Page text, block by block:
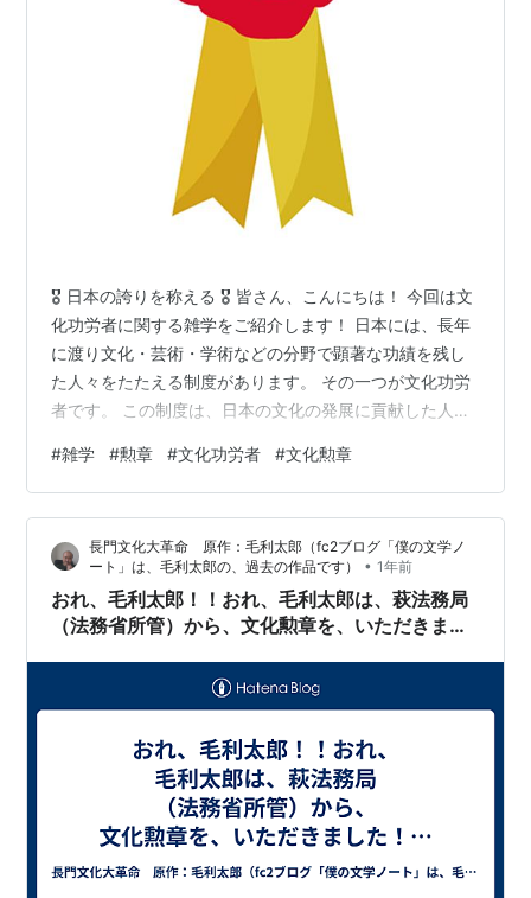
🎖️ 日本の誇りを称える 🎖️ 皆さん、こんにちは！ 今回は文
化功労者に関する雑学をご紹介します！ 日本には、長年
に渡り文化・芸術・学術などの分野で顕著な功績を残し
た人々をたたえる制度があります。 その一つが文化功労
者です。 この制度は、日本の文化の発展に貢献した人々
た人々として、多くの人々から尊敬を集めています。 🏛️
制度の概要と歴史 文化功労者制度は、1951年（昭和26
年）に創設されました。 これは、科学技術、芸術、文
学、音楽、学術、伝統芸能など、幅広い分野での日本の
文化発展に寄与した人を顕彰することを目的としていま
す。 選定は文部科学…
#雑学 #勲章 #文化功労者 #文化勲章
長門文化大革命 原作：毛利太郎（fc2ブログ「僕の文学ノ
ート」は、毛利太郎の、過去の作品です）
• 1年前
おれ、毛利太郎！！おれ、毛利太郎は、萩法務局
（法務省所管）から、文化勲章を、いただきまし
売れる、著作財産権を、おれは、萩市のために、
長門市のために、書いているが・・・！！